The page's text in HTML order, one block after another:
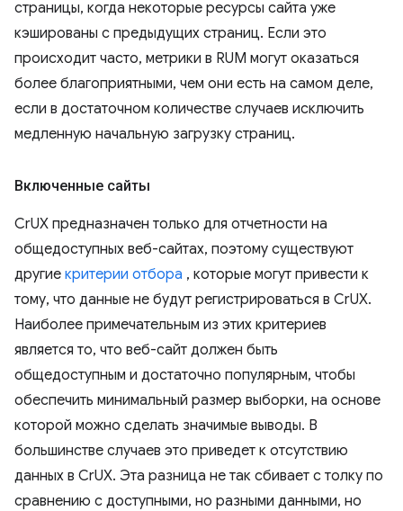
страницы, когда некоторые ресурсы сайта уже
кэшированы с предыдущих страниц. Если это
происходит часто, метрики в RUM могут оказаться
более благоприятными, чем они есть на самом деле,
если в достаточном количестве случаев исключить
медленную начальную загрузку страниц.
Включенные сайты
CrUX предназначен только для отчетности на
общедоступных веб-сайтах, поэтому существуют
другие критерии отбора , которые могут привести к
тому, что данные не будут регистрироваться в CrUX.
Наиболее примечательным из этих критериев
является то, что веб-сайт должен быть
общедоступным и достаточно популярным, чтобы
обеспечить минимальный размер выборки, на основе
которой можно сделать значимые выводы. В
большинстве случаев это приведет к отсутствию
данных в CrUX. Эта разница не так сбивает с толку по
сравнению с доступными, но разными данными, но